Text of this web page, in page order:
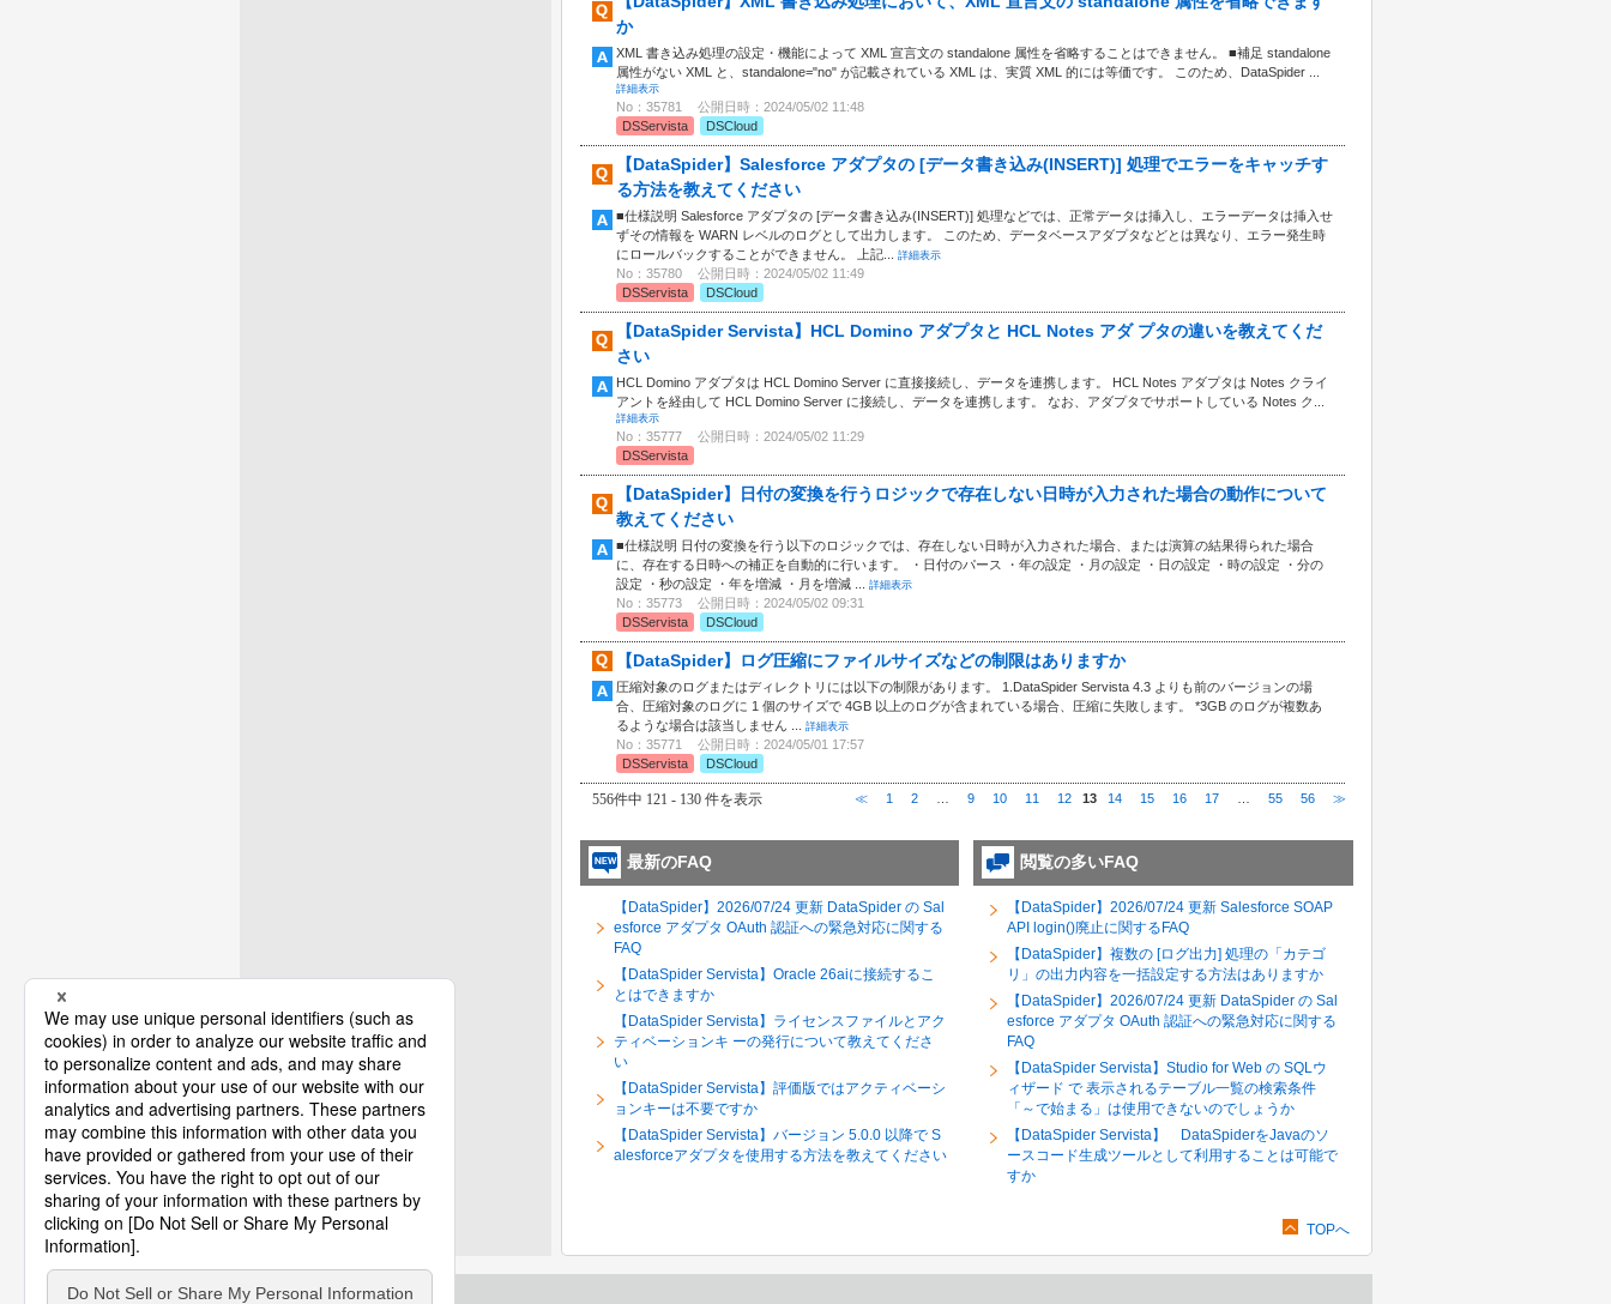
か
XML 書き込み処理の設定・機能によって XML 宣言文の standalone 属性を省略することはできません。 ■補足 standalone
属性がない XML と、standalone="no" が記載されている XML は、実質 XML 的には等価です。 このため、DataSpider ...
詳細表示
No：35781
公開日時：2024/05/02 11:48
DSServista
DSCloud
【DataSpider】Salesforce アダプタの [データ書き込み(INSERT)] 処理でエラーをキャッチす
る方法を教えてください
■仕様説明 Salesforce アダプタの [データ書き込み(INSERT)] 処理などでは、正常データは挿入し、エラーデータは挿入せ
ずその情報を WARN レベルのログとして出力します。 このため、データベースアダプタなどとは異なり、エラー発生時
にロールバックすることができません。 上記...
詳細表示
No：35780
公開日時：2024/05/02 11:49
DSServista
DSCloud
【DataSpider Servista】HCL Domino アダプタと HCL Notes アダ プタの違いを教えてくだ
さい
HCL Domino アダプタは HCL Domino Server に直接接続し、データを連携します。 HCL Notes アダプタは Notes クライ
アントを経由して HCL Domino Server に接続し、データを連携します。 なお、アダプタでサポートしている Notes ク...
詳細表示
No：35777
公開日時：2024/05/02 11:29
DSServista
【DataSpider】日付の変換を行うロジックで存在しない日時が入力された場合の動作について
教えてください
■仕様説明 日付の変換を行う以下のロジックでは、存在しない日時が入力された場合、または演算の結果得られた場合
に、存在する日時への補正を自動的に行います。 ・日付のパース ・年の設定 ・月の設定 ・日の設定 ・時の設定 ・分の
設定 ・秒の設定 ・年を増減 ・月を増減 ...
詳細表示
No：35773
公開日時：2024/05/02 09:31
DSServista
DSCloud
【DataSpider】ログ圧縮にファイルサイズなどの制限はありますか
圧縮対象のログまたはディレクトリには以下の制限があります。 1.DataSpider Servista 4.3 よりも前のバージョンの場
合、圧縮対象のログに 1 個のサイズで 4GB 以上のログが含まれている場合、圧縮に失敗します。 *3GB のログが複数あ
るような場合は該当しません ...
詳細表示
No：35771
公開日時：2024/05/01 17:57
DSServista
DSCloud
556件中 121 - 130 件を表示 ≪ 1 2 9 10 11 12 13 14 15 16 17 55 56 ≫
最新のFAQ
【DataSpider】2026/07/24 更新 DataSpider の Sal
esforce アダプタ OAuth 認証への緊急対応に関する
FAQ
【DataSpider Servista】Oracle 26aiに接続するこ
とはできますか
【DataSpider Servista】ライセンスファイルとアク
ティベーションキ ーの発行について教えてくださ
い
【DataSpider Servista】評価版ではアクティベーシ
ョンキーは不要ですか
【DataSpider Servista】バージョン 5.0.0 以降で S
alesforceアダプタを使用する方法を教えてください
閲覧の多いFAQ
【DataSpider】2026/07/24 更新 Salesforce SOAP
API login()廃止に関するFAQ
【DataSpider】複数の [ログ出力] 処理の「カテゴ
リ」の出力内容を一括設定する方法はありますか
【DataSpider】2026/07/24 更新 DataSpider の Sal
esforce アダプタ OAuth 認証への緊急対応に関する
FAQ
【DataSpider Servista】Studio for Web の SQLウ
ィザード で 表示されるテーブル一覧の検索条件
「～で始まる」は使用できないのでしょうか
【DataSpider Servista】 DataSpiderをJavaのソ
ースコード生成ツールとして利用することは可能で
すか
TOPへ